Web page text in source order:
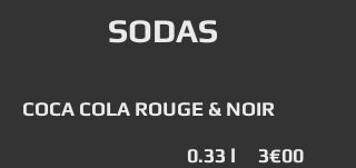
SODAS
COCA COLA ROUGE & NOIR
0.33 l 3€00